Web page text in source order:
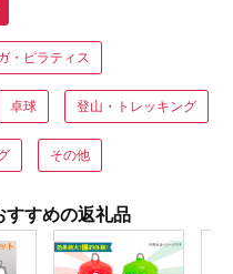
・ピラティス
卓球 登山・トレッキング
その他
すすめの返礼品